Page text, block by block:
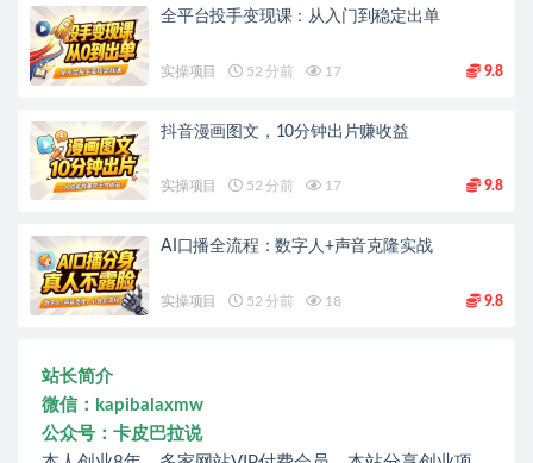
全平台投手变现课：从入门到稳定出单
实操项目 52 分前 17 9.8
抖音漫画图文，10分钟出片赚收益
实操项目 52 分前 17 9.8
AI口播全流程：数字人+声音克隆实战
实操项目 52 分前 18 9.8
站长简介
微信：kapibalaxmw
公众号：卡皮巴拉说